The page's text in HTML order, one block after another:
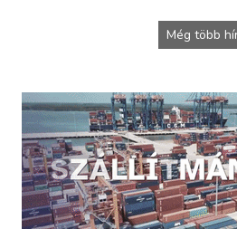
Még több